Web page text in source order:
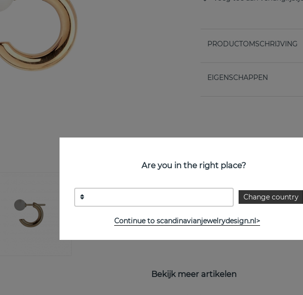
PRODUCTOMSCHRIJVING
EIGENSCHAPPEN
Bekijk meer artikelen
Are you in the right place?
Change country
Continue to scandinavianjewelrydesign.nl>